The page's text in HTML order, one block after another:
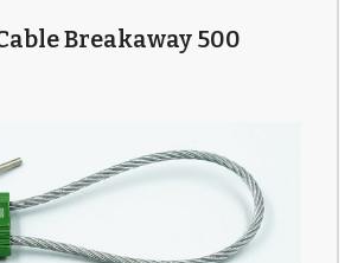
Breakaway 500